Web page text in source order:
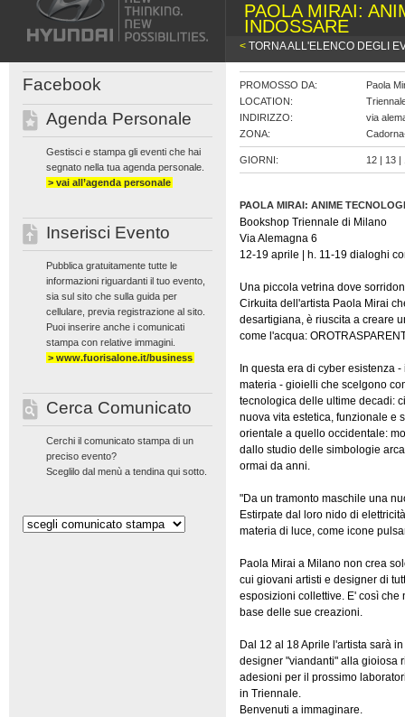
PAOLA MIRAI:
INDOSSARE
< TORNA ALL'ELENCO DEGLI
Facebook
Agenda Personale
Gestisci e stampa gli eventi che hai
segnato nella tua agenda personale.
> vai all’agenda personale
Inserisci Evento
Pubblica gratuitamente tutte le
informazioni riguardanti il tuo evento,
sia sul sito che sulla guida per
cellulare, previa registrazione al sito.
Puoi inserire anche i comunicati
stampa con relative immagini.
> www.fuorisalone.it/business
Cerca Comunicato
Cerchi il comunicato stampa di un
preciso evento?
Sceglilo dal menù a tendina qui sotto.
PROMOSSO DA:
LOCATION:
INDIRIZZO:
ZONA:
Paola
via
GIORNI: 12 | 13 |
PAOLA MIRAI: ANIME
Bookshop Triennale di Milano
Via Alemagna 6
12-19 aprile | h. 11-19 dialoghi
Una piccola vetrina dove
Cirkuita dell'artista Paola Mirai
desartigiana, è riuscita a creare
come l'acqua:
In questa era di cyber esistenza
materia - gioielli che scelgono
tecnologica delle ultime decadi:
nuova vita estetica, funzionale e
orientale a quello occidentale:
dallo studio delle simbologie
ormai da anni.
"Da un tramonto maschile una
Estirpate dal loro nido di
materia di luce, come icone
Paola Mirai a Milano non crea
cui giovani artisti e designer di
esposizioni collettive. E' così
base delle sue creazioni.
Dal 12 al 18 Aprile l'artista sarà
designer "viandanti" alla gioiosa
adesioni per il prossimo
in Triennale.
Benvenuti a immaginare.